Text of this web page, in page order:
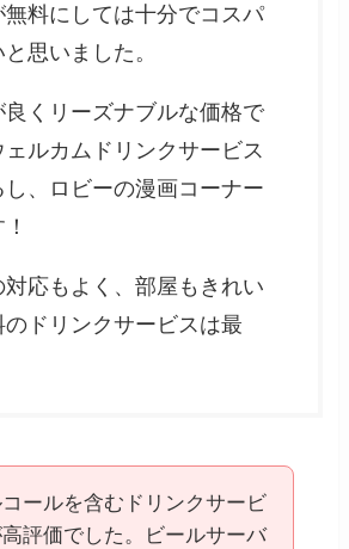
無料にしては十分でコスパ
思いました。
良くリーズナブルな価格で
ルカムドリンクサービス
し、ロビーの漫画コーナー
対応もよく、部屋もきれい
ドリンクサービスは最
ールを含むドリンクサービ
評価でした。ビールサーバ